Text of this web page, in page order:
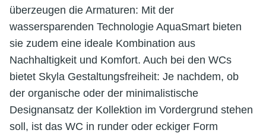
überzeugen die Armaturen: Mit der
wassersparenden Technologie AquaSmart bieten
sie zudem eine ideale Kombination aus
Nachhaltigkeit und Komfort. Auch bei den WCs
bietet Skyla Gestaltungsfreiheit: Je nachdem, ob
der organische oder der minimalistische
Designansatz der Kollektion im Vordergrund stehen
soll, ist das WC in runder oder eckiger Form